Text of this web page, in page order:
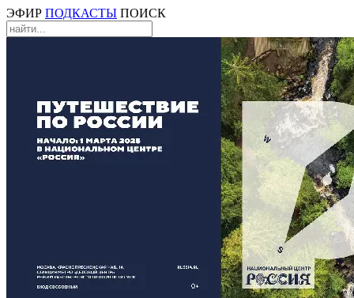
ЭФИР ПОДКАСТЫ ПОИСК